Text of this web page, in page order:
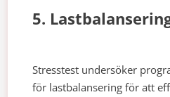
5.
Stresstest undersöker
för lastbalansering för att